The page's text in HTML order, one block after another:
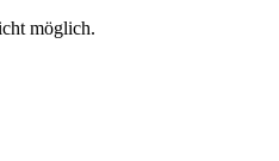
möglich.